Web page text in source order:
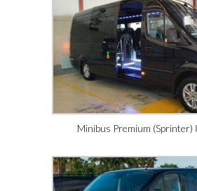
Minibus Premium (Sprinter)